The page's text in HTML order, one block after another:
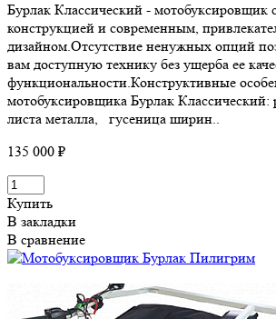
Бурлак Классический - мотобуксировщик
конструкцией и современным,
дизайном.Отсутствие ненужных опций
вам доступную технику без ущерба ее
функциональности.Конструктивные
мотобуксировщика Бурлак Классический:
листа металла, гусеница ширин..
135 000 ₽
Купить
В закладки
В сравнение